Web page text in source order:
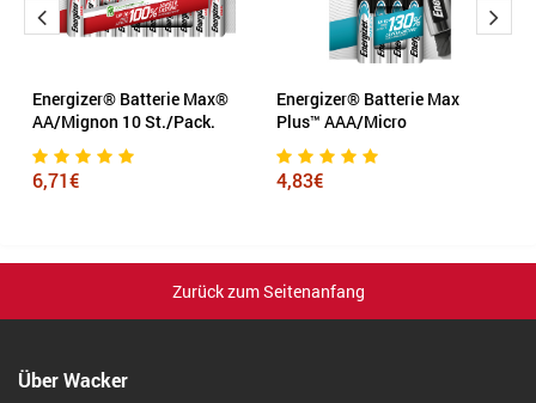
Energizer® Batterie Max®
AA/Mignon 10 St./Pack.
6,71€
Energizer® Batterie Max
Plus™ AAA/Micro
4,83€
Zurück zum Seitenanfang
Über Wacker